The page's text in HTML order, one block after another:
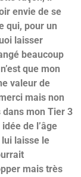
envie de se
qui, pour un
laisser
beaucoup
que mon
valeur de
mais non
mon Tier 3
de l’âge
laisse le
mais très